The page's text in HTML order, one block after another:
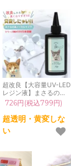
超改良【大容量UV-LED
レジン液】まさるの涙
ver.03 超透明 70g 初心
者 作家 コーティング
ハード 黄変しない 高品
質 クリア 猫 UVレジン
液 安い おすすめ
726円(税込799円)
超透明・黄変しな
い